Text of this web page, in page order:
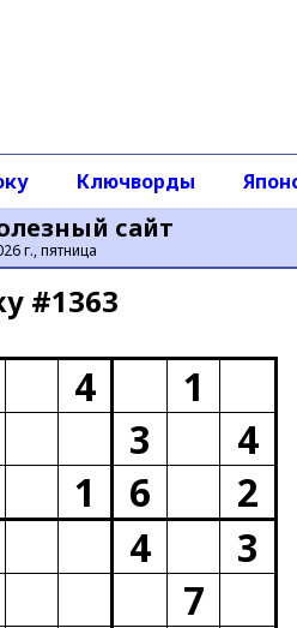
сайт
г., пятница
Ключворды
#1363
4
1
3
4
1 6
2
4
3
7